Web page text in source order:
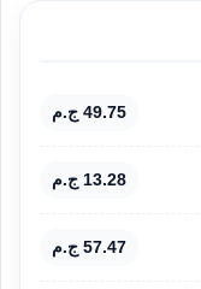
49.75 ج.م
13.28 ج.م
57.47 ج.م